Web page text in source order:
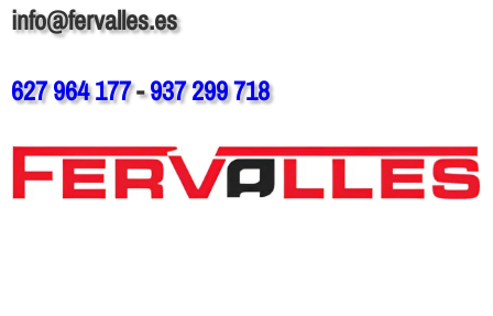
info@fervalles.es
627 964 177-937 299 718